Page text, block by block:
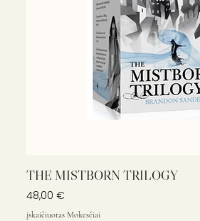
THE MISTBORN TRILOGY
Kaina
48,00 €
įskaičiuotas Mokesčiai